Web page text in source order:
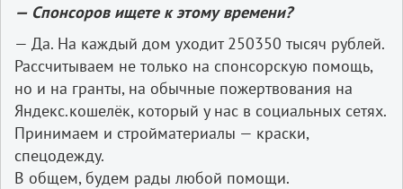
— Спонсоров ищете к этому времени?
— Да. На каждый дом уходит 250­350 тысяч рублей.
Рассчитываем не только на спонсорскую помощь,
но и на гранты, на обычные пожертвования на
Яндекс.кошелёк, который у нас в социальных сетях.
Принимаем и стройматериалы — краски,
спецодежду.
В общем, будем рады любой помощи.